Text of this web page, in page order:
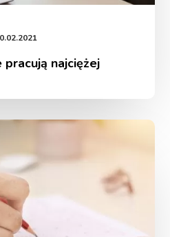
pracują najciężej
Kartkówki